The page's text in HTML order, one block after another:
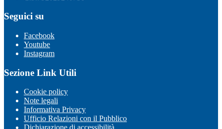
Seguici su
Facebook
Youtube
Instagram
Sezione Link Utili
Cookie policy
Note legali
Informativa Privacy
Ufficio Relazioni con il Pubblico